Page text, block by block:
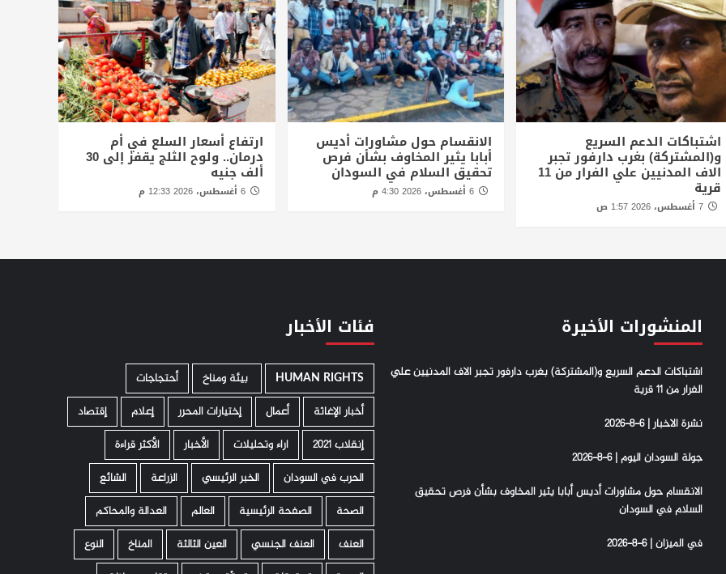
اشتباكات الدعم السريع
و(المشتركة) بغرب دارفور تجبر
الاف المدنيين علي الفرار من 11
قرية
7 أغسطس، 2026 1:57 ص
الانقسام حول مشاورات أديس
أبابا يثير المخاوف بشأن فرص
تحقيق السلام في السودان
ارتفاع أسعار السلع في أم
درمان.. ولوح الثلج يقفز إلى 30
ألف جنيه
6 أغسطس، 2026 12:33 م
المنشورات الأخيرة
اشتباكات الدعم السريع و(المشتركة) بغرب دارفور تجبر الاف المدنيين علي
الفرار من 11 قرية
نشرة الاخبار | 6-8-2026
جولة السودان اليوم | 6-8-2026
الانقسام حول مشاورات أديس أبابا يثير المخاوف بشأن فرص تحقيق
السلام في السودان
في الميزان | 6-8-2026
فئات الأخبار
HUMAN RIGHTS ­ بيئة ومناخ
أحتجاجات
أخبار الإغاثة
أعمال إختيارات المحرر إعلام
إقتصاد
إنقلاب 2021
اراء وتحليلات الأخبار
الأكثر قراءة
الحرب في السودان
الخبر الرئيسي الزراعة
الشائع
الصحة
الصفحة الرئيسية العالم
العدالة والمحاكم
العنف
العنف الجنسي العين الثالثة المناخ
النوع